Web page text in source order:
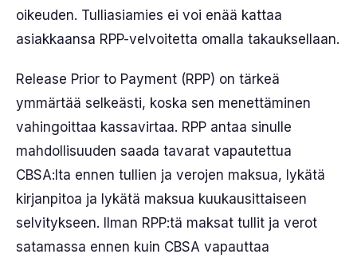
oikeuden. Tulliasiamies ei voi enää kattaa
asiakkaansa RPP-velvoitetta omalla takauksellaan.
Release Prior to Payment (RPP) on tärkeä
ymmärtää selkeästi, koska sen menettäminen
vahingoittaa kassavirtaa. RPP antaa sinulle
mahdollisuuden saada tavarat vapautettua
CBSA:lta ennen tullien ja verojen maksua, lykätä
kirjanpitoa ja lykätä maksua kuukausittaiseen
selvitykseen. Ilman RPP:tä maksat tullit ja verot
satamassa ennen kuin CBSA vapauttaa